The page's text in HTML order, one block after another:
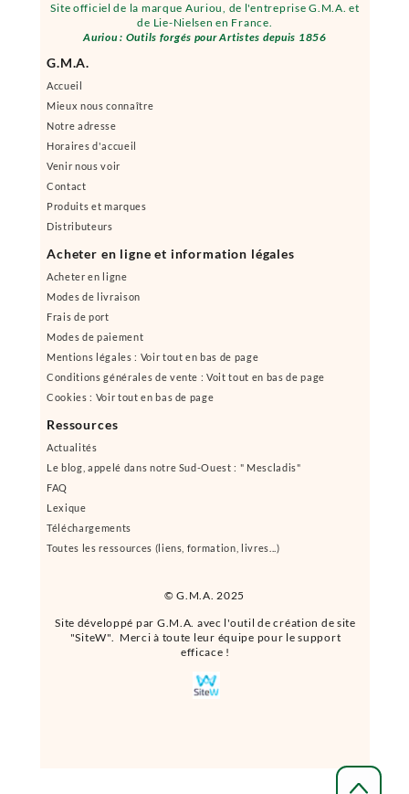
© G.M.A. 2025
Site officiel de la marque Auriou, de l'entreprise G.M.A. et
de Lie-Nielsen en France.
Auriou : Outils forgés pour Artistes depuis 1856
Site développé par G.M.A. avec l'outil de création de site
"SiteW". Merci à toute leur équipe pour le support
efficace !
G.M.A.
Accueil
Mieux nous connaître
Notre adresse
Horaires d'accueil
Venir nous voir
Contact
Produits et marques
Distributeurs
Acheter en ligne et information légales
Acheter en ligne
Modes de livraison
Frais de port
Modes de paiement
Mentions légales : Voir tout en bas de page
Conditions générales de vente : Voit tout en bas de page
Cookies : Voir tout en bas de page
Ressources
Actualités
Le blog, appelé dans notre Sud-Ouest : " Mescladis"
FAQ
Lexique
Téléchargements
Toutes les ressources (liens, formation, livres...)